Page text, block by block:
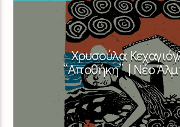
Χρυσούλα
“Αποθήκη” | Νέο